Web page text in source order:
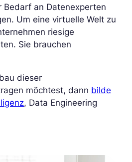
Bedarf an Datenexperten
Um eine virtuelle Welt zu
riesige
Sie brauchen
dieser
möchtest, dann bilde
, Data Engineering